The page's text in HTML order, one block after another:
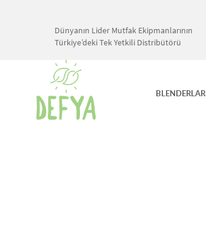
Dünyanın Lider Mutfak Ekipmanlarının
Türkiye’deki Tek Yetkili Distribütörü
BLENDERLAR